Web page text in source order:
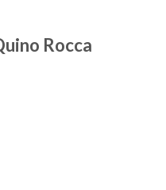
Rocca